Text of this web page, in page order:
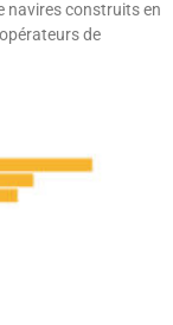
navires construits en
de